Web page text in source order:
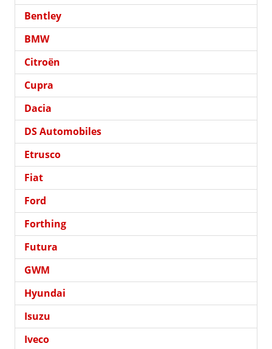
Bentley
BMW
Citroën
Cupra
Dacia
DS Automobiles
Etrusco
Fiat
Ford
Forthing
Futura
GWM
Hyundai
Isuzu
Iveco